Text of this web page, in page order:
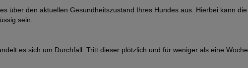
über den aktuellen Gesundheitszustand Ihres Hundes aus. Hierbei kann die
sein:
es sich um Durchfall. Tritt dieser plötzlich und für weniger als eine Woche